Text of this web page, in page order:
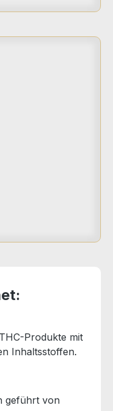
Produkte mit
Inhaltsstoffen.
geführt von